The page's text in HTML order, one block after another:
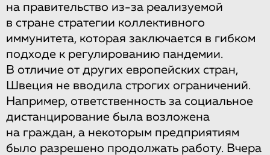
на правительство из-за реализуемой
в стране стратегии коллективного
иммунитета, которая заключается в гибком
подходе к регулированию пандемии.
В отличие от других европейских стран,
Швеция не вводила строгих ограничений.
Например, ответственность за социальное
дистанцирование была возложена
на граждан, а некоторым предприятиям
было разрешено продолжать работу. Вчера